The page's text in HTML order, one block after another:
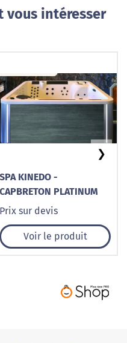
vous intéresser
SPA KINEDO -
CAPBRETON PLATINUM
Prix sur devis
Voir le produit
❯